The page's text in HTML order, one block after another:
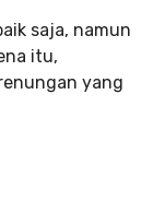
saja, namun
itu,
yang